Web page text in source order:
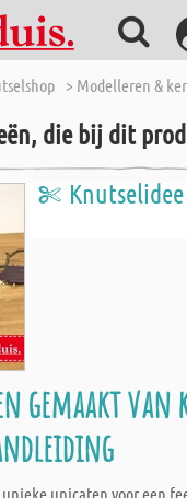
> Modelleren &
die bij dit
Knutselidee
gemaakt van
unicaten voor een